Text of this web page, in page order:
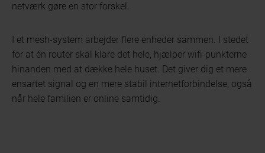
netværk gøre en stor forskel.
I et mesh-system arbejder flere enheder sammen. I stedet
for at én router skal klare det hele, hjælper wifi-punkterne
hinanden med at dække hele huset. Det giver dig et mere
ensartet signal og en mere stabil internetforbindelse, også
når hele familien er online samtidig.